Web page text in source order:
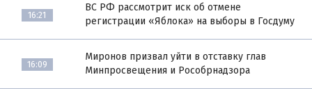
16:21
ВС РФ рассмотрит иск об отмене
регистрации «Яблока» на выборы в Госдуму
16:09
Миронов призвал уйти в отставку глав
Минпросвещения и Рособрнадзора